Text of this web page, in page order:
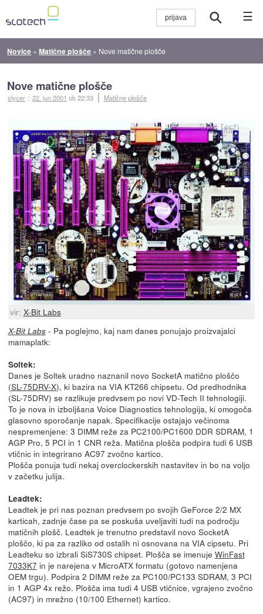
☰
Novice »Matične plošče » Nove matične plošče
Nove matične plošče
slycer ::22. jun 2001 ob 22:33 Matične plošče
vir: X-Bit Labs
X-Bit Labs- Pa poglejmo, kaj nam danes ponujajo proizvajalci
mamaplatk:
Soltek:
Danes je Soltek uradno naznanil novo SocketA matično ploščo
(SL-75DRV-X), ki bazira na VIA KT266 chipsetu. Od predhodnika
(SL-75DRV) se razlikuje predvsem po novi VD-Tech II tehnologiji.
To je nova in izboljšana Voice Diagnostics tehnologija, ki omogoča
glasovno sporočanje napak. Specifikacije ostajajo večinoma
nespremenjene: 3 DIMM reže za PC2100/PC1600 DDR SDRAM, 1
AGP Pro, 5 PCI in 1 CNR reža. Matična plošča podpira tudi 6 USB
vtičnic in integrirano AC97 zvočno kartico.
Plošča ponuja tudi nekaj overclockerskih nastavitev in bo na voljo
v začetku julija.
Leadtek:
Leadtek je pri nas poznan predvsem po svojih GeForce 2/2 MX
karticah, zadnje čase pa se poskuša uveljaviti tudi na področju
matičnih plošč. Leadtek je trenutno predstavil novo SocketA
ploščo, ki pa za razliko od ostalih ni osnovana na VIA cipsetu. Pri
Leadteku so izbrali SiS730S chipset. Plošča se imenuje WinFast
7033K7 in je narejena v MicroATX formatu (gotovo namenjena
OEM trgu). Podpira 2 DIMM reže za PC100/PC133 SDRAM, 3 PCI
in 1 AGP 4x režo. Plošča ima tudi 4 USB vtičnice, vgrajeno zvočno
(AC97) in mrežno (10/100 Ethernet) kartico.